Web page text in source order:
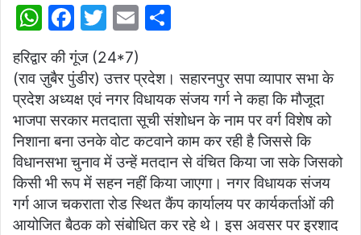
W
at
s
A
p
p
F
a
c
e
b
o
o
k
T
itt
er
E
ai
l
ar
e
हरिद्वार की गूंज (24*7)
(राव ज़ुबैर पुंडीर) उत्तर प्रदेश। सहारनपुर सपा व्यापार सभा के
प्रदेश अध्यक्ष एवं नगर विधायक संजय गर्ग ने कहा कि मौजूदा
भाजपा सरकार मतदाता सूची संशोधन के नाम पर वर्ग विशेष को
निशाना बना उनके वोट कटवाने काम कर रही है जिससे कि
विधानसभा चुनाव में उन्हें मतदान से वंचित किया जा सके जिसको
किसी भी रूप में सहन नहीं किया जाएगा। नगर विधायक संजय
गर्ग आज चकराता रोड स्थित कैंप कार्यालय पर कार्यकर्ताओं की
आयोजित बैठक को संबोधित कर रहे थे। इस अवसर पर इरशाद